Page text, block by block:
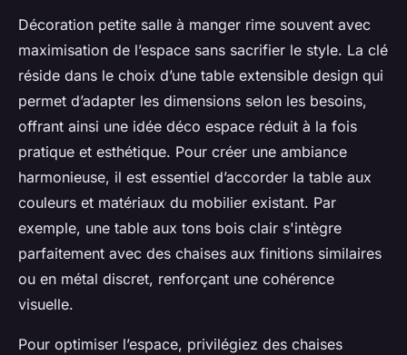
Décoration petite salle à manger rime souvent avec
maximisation de l’espace sans sacrifier le style. La clé
réside dans le choix d’une table extensible design qui
permet d’adapter les dimensions selon les besoins,
offrant ainsi une idée déco espace réduit à la fois
pratique et esthétique. Pour créer une ambiance
harmonieuse, il est essentiel d’accorder la table aux
couleurs et matériaux du mobilier existant. Par
exemple, une table aux tons bois clair s'intègre
parfaitement avec des chaises aux finitions similaires
ou en métal discret, renforçant une cohérence
visuelle.
Pour optimiser l’espace, privilégiez des chaises